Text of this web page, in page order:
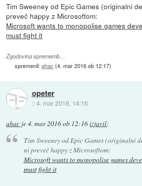
Tim Sweeney od Epic Games (originalni
preveč happy z Microsoftom:
Microsoft wants to monopolise games
must fight it
Zgodovina sprememb…
spremenil:ahac (4. mar 2016 ob 12:17)
opeter
::4. mar 2016, 14:16
ahac je4. mar 2016 ob 12:16izjavil:
Tim Sweeney od Epic Games (originalni
ni preveč happy z Microsoftom:
Microsoft wants to monopolise games
must fight it